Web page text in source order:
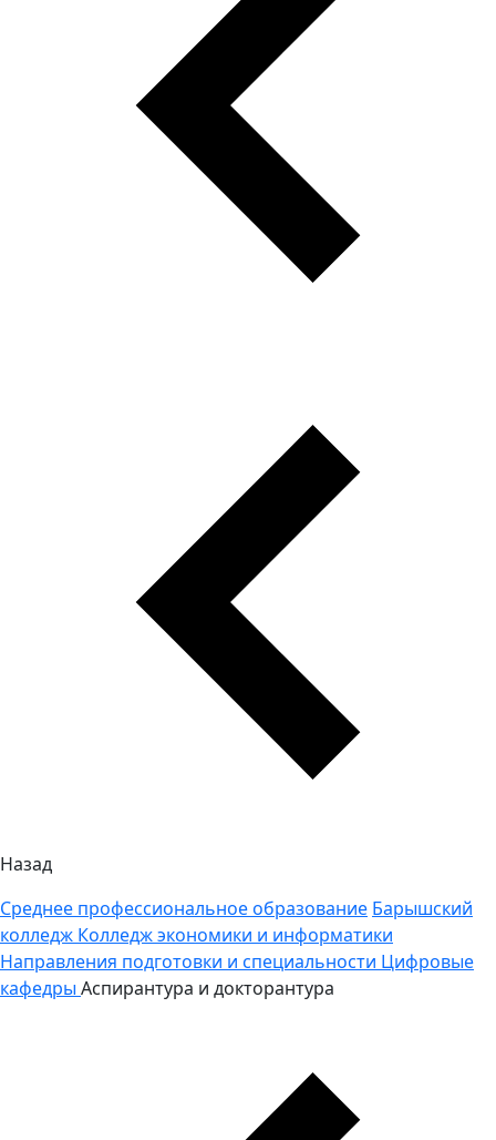
Назад
Среднее профессиональное образование Барышский
колледж Колледж экономики и информатики
Направления подготовки и специальности Цифровые
кафедры Аспирантура и докторантура